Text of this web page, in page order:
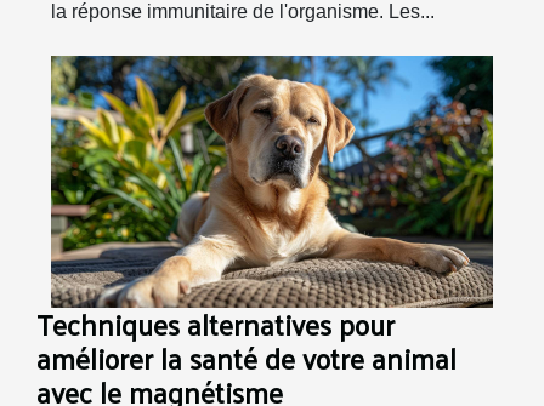
la réponse immunitaire de l'organisme. Les...
Techniques alternatives pour
améliorer la santé de votre animal
avec le magnétisme